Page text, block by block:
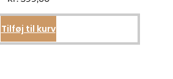
Tilføj til kurv